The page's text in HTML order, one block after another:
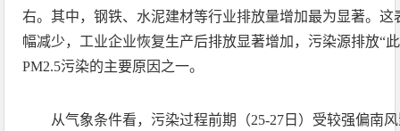
右。其中，钢铁、水泥建材等行业排放量增加最为显著。
幅减少，工业企业恢复生产后排放显著增加，污染源排放“
PM2.5污染的主要原因之一。
从气象条件看，污染过程前期（25-27日）受较强偏南